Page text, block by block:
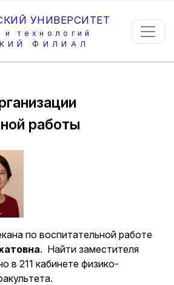
УНИВЕРСИТЕТ
и технологий
ФИЛИАЛ
работы
по воспитательной работе
. Найти заместителя
в 211 кабинете физико-